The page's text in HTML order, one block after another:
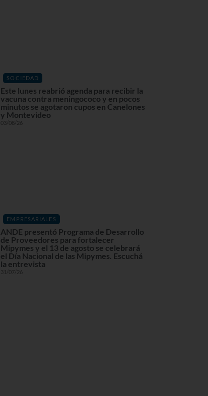
SOCIEDAD
Este lunes reabrió agenda para recibir la
vacuna contra meningococo y en pocos
minutos se agotaron cupos en Canelones
y Montevideo
03/08/26
EMPRESARIALES
ANDE presentó Programa de Desarrollo
de Proveedores para fortalecer
Mipymes y el 13 de agosto se celebrará
el Día Nacional de las Mipymes. Escuchá
la entrevista
31/07/26